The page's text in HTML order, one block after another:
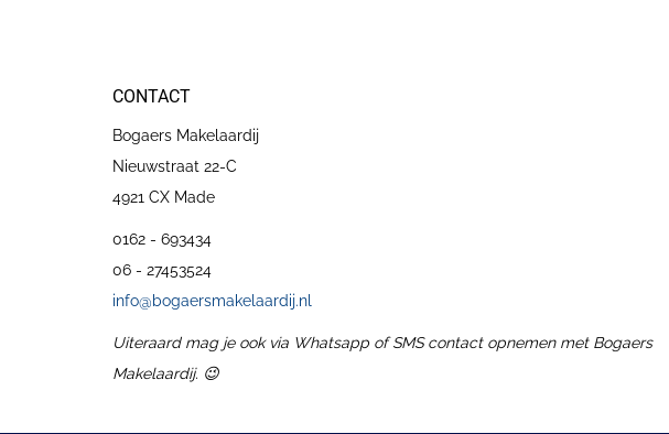
CONTACT
Bogaers Makelaardij
Nieuwstraat 22-C
4921 CX Made
0162 - 693434
06 - 27453524
info@bogaersmakelaardij.nl
Uiteraard mag je ook via Whatsapp of SMS contact opnemen met Bogaers
Makelaardij. 😉